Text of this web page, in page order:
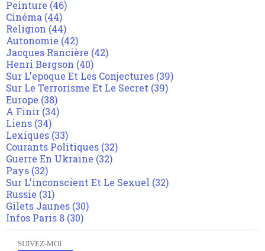
SUIVEZ-MOI
Peinture (46)
Cinéma (44)
Religion (44)
Autonomie (42)
Jacques Rancière (42)
Henri Bergson (40)
Sur L'epoque Et Les Conjectures (39)
Sur Le Terrorisme Et Le Secret (39)
Europe (38)
A Finir (34)
Liens (34)
Lexiques (33)
Courants Politiques (32)
Guerre En Ukraine (32)
Pays (32)
Sur L'inconscient Et Le Sexuel (32)
Russie (31)
Gilets Jaunes (30)
Infos Paris 8 (30)